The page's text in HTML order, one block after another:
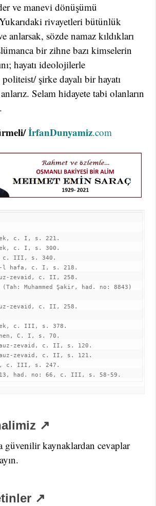
ve manevi dönüşümü
rivayetleri bütünlük
anlarsak, sözde namaz kıldıkları
bir zihne bazı kimselerin
hayatı ideolojilerle
şirke dayalı bir hayatı
Selam hidayete tabi olanların
İrfanDunyamiz.com
c. I, s. 221.
c. I, s. 300.
c. III, s. 340.
l hafa, c. I, s. 218.
zevaid, c. II, 258.
(Tah: Muhammed Şakir, had. no: 8843)
zevaid, c. II, 258.
c. III, s. 378.
C. I, s. 70.
zevaid, c. II, s. 120.
zevaid, c. II, s. 121.
c. III, s. 247.
13, had. no: 66, c. III, s. 58-59.
↗
güvenilir kaynaklardan cevaplar
↗